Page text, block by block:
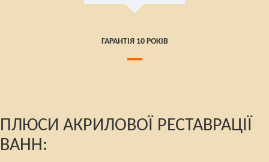
ГАРАНТІЯ 10 РОКІВ
ПЛЮСИ АКРИЛОВОЇ РЕСТАВРАЦІЇ
ВАНН: